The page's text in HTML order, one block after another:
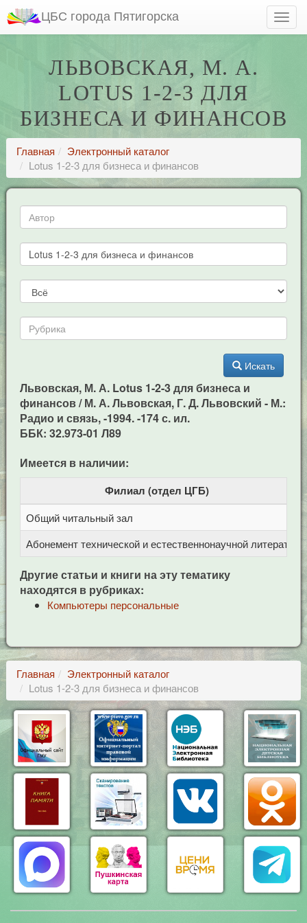
ЦБС города Пятигорска
ЛЬВОВСКАЯ, М. А.
LOTUS 1-2-3 ДЛЯ
БИЗНЕСА И ФИНАНСОВ
Главная
Электронный каталог
Lotus 1-2-3 для бизнеса и финансов
Искать
Львовская, М. А. Lotus 1-2-3 для бизнеса и
финансов / М. А. Львовская, Г. Д. Львовский - М.:
Радио и связь, -1994. -174 с. ил.
ББК: 32.973-01 Л89
Имеется в наличии:
Филиал (отдел ЦГБ)
Общий читальный зал
Абонемент технической и естественнонаучной литерат
Другие статьи и книги на эту тематику
находятся в рубриках:
Компьютеры персональные
Главная
Электронный каталог
Lotus 1-2-3 для бизнеса и финансов